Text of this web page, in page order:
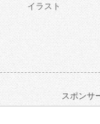
イラスト
スポンサ